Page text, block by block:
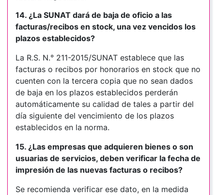
14. ¿La SUNAT dará de baja de oficio a las
facturas/recibos en stock, una vez vencidos los
plazos establecidos?
La R.S. N.° 211-2015/SUNAT establece que las
facturas o recibos por honorarios en stock que no
cuenten con la tercera copia que no sean dados
de baja en los plazos establecidos perderán
automáticamente su calidad de tales a partir del
día siguiente del vencimiento de los plazos
establecidos en la norma.
15. ¿Las empresas que adquieren bienes o son
usuarias de servicios, deben verificar la fecha de
impresión de las nuevas facturas o recibos?
Se recomienda verificar ese dato, en la medida